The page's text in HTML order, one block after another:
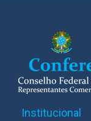
Institucional